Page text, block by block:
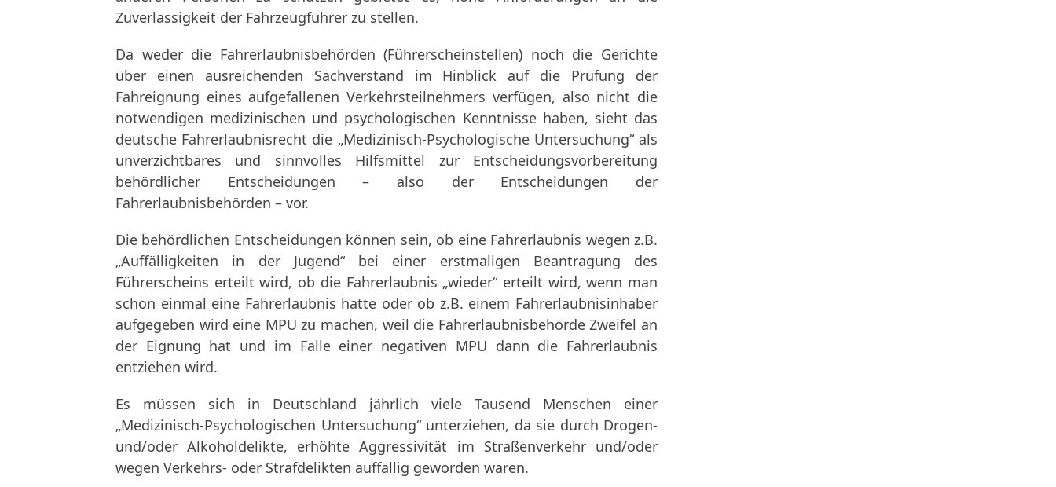
Zuverlässigkeit der Fahrzeugführer zu stellen.
Da weder die Fahrerlaubnisbehörden (Führerscheinstellen) noch die Gerichte
über einen ausreichenden Sachverstand im Hinblick auf die Prüfung der
Fahreignung eines aufgefallenen Verkehrsteilnehmers verfügen, also nicht die
notwendigen medizinischen und psychologischen Kenntnisse haben, sieht das
deutsche Fahrerlaubnisrecht die „Medizinisch-Psychologische Untersuchung“ als
unverzichtbares und sinnvolles Hilfsmittel zur Entscheidungsvorbereitung
behördlicher Entscheidungen – also der Entscheidungen der
Fahrerlaubnisbehörden – vor.
Die behördlichen Entscheidungen können sein, ob eine Fahrerlaubnis wegen z.B.
„Auffälligkeiten in der Jugend“ bei einer erstmaligen Beantragung des
Führerscheins erteilt wird, ob die Fahrerlaubnis „wieder“ erteilt wird, wenn man
schon einmal eine Fahrerlaubnis hatte oder ob z.B. einem Fahrerlaubnisinhaber
aufgegeben wird eine MPU zu machen, weil die Fahrerlaubnisbehörde Zweifel an
der Eignung hat und im Falle einer negativen MPU dann die Fahrerlaubnis
entziehen wird.
Es müssen sich in Deutschland jährlich viele Tausend Menschen einer
„Medizinisch-Psychologischen Untersuchung“ unterziehen, da sie durch Drogen-
und/oder Alkoholdelikte, erhöhte Aggressivität im Straßenverkehr und/oder
wegen Verkehrs- oder Strafdelikten auffällig geworden waren.